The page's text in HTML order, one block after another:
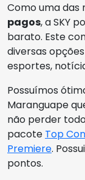
Como uma das
pagos, a SKY
barato. Este
diversas
esportes,
Possuímos
Maranguape
não perder
pacote Top
Premiere.
pontos.